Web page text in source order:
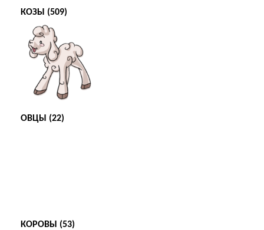
КОЗЫ (509)
ОВЦЫ (22)
КОРОВЫ (53)